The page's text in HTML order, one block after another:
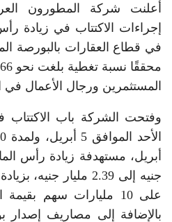
أعلنت شركة المطورون
إجراءات الاكتتاب في زيادة
في قطاع العقارات بالبورصة
المستثمرين ورجال الأعمال
وفتحت الشركة باب الاكتتاب
جنيه إلى 2.39 مليار